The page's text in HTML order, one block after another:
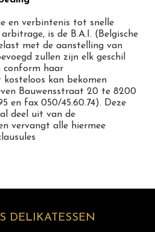
en verbintenis tot snelle
is de B.A.I. (Belgische
met de aanstelling van
zullen zijn elk geschil
conform haar
kan bekomen
Bauwensstraat 20 te 8200
en fax 050/45.60.74). Deze
deel uit van de
vervangt alle hiermee
DELIKATESSEN